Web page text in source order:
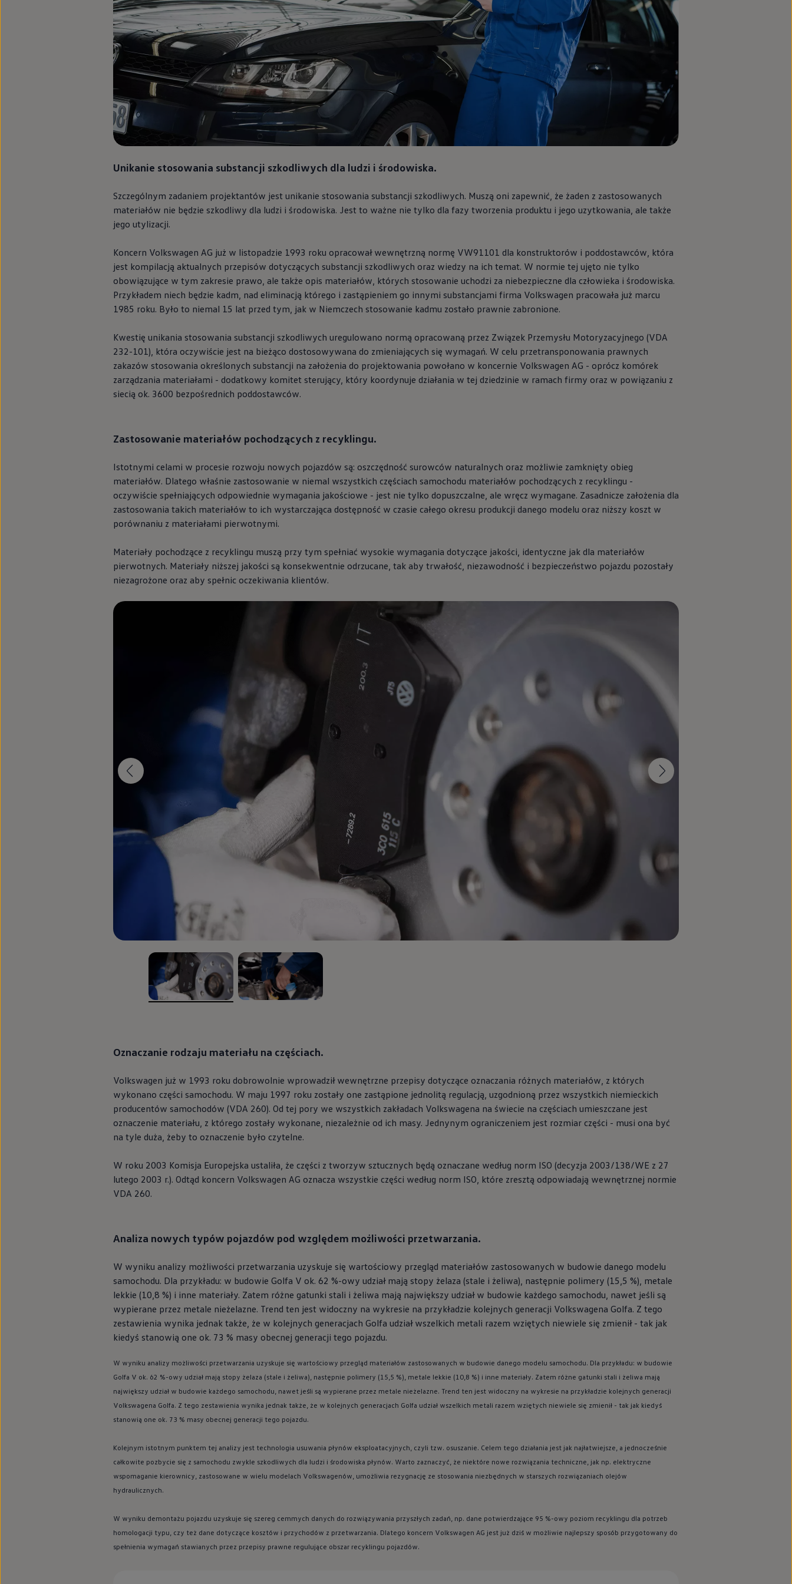
Modele sportowe
Leasing i najem dla firm
Finansowanie aut używanych
Finansowanie dla firm
Kalkulator finansowy
Finansowanie aut używanych
Kalkulator finansowy
Ubezpieczenia i gwarancje
Ubezpieczenia komunikacyjne
Elektromobilność dla firm
Skonfiguruj Volkswagena
Volkswagen dla biznesu
Serwis, akcesoria i aktualizacje
Przegląd okresowy
Naprawy i przeglądy
Olej silnikowy i płyny eksploatacyjne
Pomoc w razie wypadku i awarii
Serwis i części na raty
Pakiet przeglądów dla Twojego Volkswagena
Badanie satysfakcji klienta – oceń nasz serwis i salony
Ubezpieczenie opon
Sklep online akcesoriów
Ochrona i pielęgnacja
Rozwiązania transportowe i bagażowe
Elektronika i rozrywka
Aktualizacje oprogramowania, map i radia
Aplikacje Volkswagen, logowanie i sklep
Znajdź usługi dla swojego modelu
Połączenie telefonu komórkowego z pojazdem
Elektroniczna Instrukcja Obsługi
Informacje dla klientów
Informator o pojeździe
Lampki ostrzegawcze i sygnalizacyjne
Starsze modele i generacje – archiwum oraz dane techniczne
Elektromobilność
Nowy samochód krok po kroku – poradnik zakupu i finansowania
Samochody ekonomiczne i ekologiczne
Technologie i bezpieczeństwo
Odwiedź Volkswagen Home
Warto wybrać Volkswagena
Podcast Elektrycznie Tematyczni
Recykling samochodów.
Unikanie stosowania substancji szkodliwych dla ludzi i środowiska.
Szczególnym zadaniem projektantów jest unikanie stosowania substancji szkodliwych. Muszą oni zapewnić, że żaden z zastosowanych
materiałów nie będzie szkodliwy dla ludzi i środowiska. Jest to ważne nie tylko dla fazy tworzenia produktu i jego uzytkowania, ale także
jego utylizacji.
Koncern Volkswagen AG już w listopadzie 1993 roku opracował wewnętrzną normę VW91101 dla konstruktorów i poddostawców, która
jest kompilacją aktualnych przepisów dotyczących substancji szkodliwych oraz wiedzy na ich temat. W normie tej ujęto nie tylko
obowiązujące w tym zakresie prawo, ale także opis materiałów, których stosowanie uchodzi za niebezpieczne dla człowieka i środowiska.
Przykładem niech będzie kadm, nad eliminacją którego i zastąpieniem go innymi substancjami firma Volkswagen pracowała już marcu
1985 roku. Było to niemal 15 lat przed tym, jak w Niemczech stosowanie kadmu zostało prawnie zabronione.
Kwestię unikania stosowania substancji szkodliwych uregulowano normą opracowaną przez Związek Przemysłu Motoryzacyjnego (VDA
232-101), która oczywiście jest na bieżąco dostosowywana do zmieniających się wymagań. W celu przetransponowania prawnych
zakazów stosowania określonych substancji na założenia do projektowania powołano w koncernie Volkswagen AG - oprócz komórek
zarządzania materiałami - dodatkowy komitet sterujący, który koordynuje działania w tej dziedzinie w ramach firmy oraz w powiązaniu z
siecią ok. 3600 bezpośrednich poddostawców.
Zastosowanie materiałów pochodzących z recyklingu.
Istotnymi celami w procesie rozwoju nowych pojazdów są: oszczędność surowców naturalnych oraz możliwie zamknięty obieg
materiałów. Dlatego właśnie zastosowanie w niemal wszystkich częściach samochodu materiałów pochodzących z recyklingu -
oczywiście spełniających odpowiednie wymagania jakościowe - jest nie tylko dopuszczalne, ale wręcz wymagane. Zasadnicze założenia dla
zastosowania takich materiałów to ich wystarczająca dostępność w czasie całego okresu produkcji danego modelu oraz niższy koszt w
porównaniu z materiałami pierwotnymi.
Materiały pochodzące z recyklingu muszą przy tym spełniać wysokie wymagania dotyczące jakości, identyczne jak dla materiałów
pierwotnych. Materiały niższej jakości są konsekwentnie odrzucane, tak aby trwałość, niezawodność i bezpieczeństwo pojazdu pozostały
niezagrożone oraz aby spełnic oczekiwania klientów.
, 1 z 2
Oznaczanie rodzaju materiału na częściach.
Volkswagen już w 1993 roku dobrowolnie wprowadził wewnętrzne przepisy dotyczące oznaczania różnych materiałów, z których
wykonano części samochodu. W maju 1997 roku zostały one zastąpione jednolitą regulacją, uzgodnioną przez wszystkich niemieckich
producentów samochodów (VDA 260). Od tej pory we wszystkich zakładach Volkswagena na świecie na częściach umieszczane jest
oznaczenie materiału, z którego zostały wykonane, niezależnie od ich masy. Jednynym ograniczeniem jest rozmiar części - musi ona być
na tyle duża, żeby to oznaczenie było czytelne.
W roku 2003 Komisja Europejska ustaliła, że części z tworzyw sztucznych będą oznaczane według norm ISO (decyzja 2003/138/WE z 27
lutego 2003 r.). Odtąd koncern Volkswagen AG oznacza wszystkie części według norm ISO, które zresztą odpowiadają wewnętrznej normie
VDA 260.
Analiza nowych typów pojazdów pod względem możliwości przetwarzania.
W wyniku analizy możliwości przetwarzania uzyskuje się wartościowy przegląd materiałów zastosowanych w budowie danego modelu
samochodu. Dla przykładu: w budowie Golfa V ok. 62 %-owy udział mają stopy żelaza (stale i żeliwa), następnie polimery (15,5 %), metale
lekkie (10,8 %) i inne materiały. Zatem różne gatunki stali i żeliwa mają największy udział w budowie każdego samochodu, nawet jeśli są
wypierane przez metale nieżelazne. Trend ten jest widoczny na wykresie na przykładzie kolejnych generacji Volkswagena Golfa. Z tego
zestawienia wynika jednak także, że w kolejnych generacjach Golfa udział wszelkich metali razem wziętych niewiele się zmienił - tak jak
kiedyś stanowią one ok. 73 % masy obecnej generacji tego pojazdu.
W wyniku analizy możliwości przetwarzania uzyskuje się wartościowy przegląd materiałów zastosowanych w budowie danego modelu samochodu. Dla przykładu: w budowie
Golfa V ok. 62 %-owy udział mają stopy żelaza (stale i żeliwa), następnie polimery (15,5 %), metale lekkie (10,8 %) i inne materiały. Zatem różne gatunki stali i żeliwa mają
największy udział w budowie każdego samochodu, nawet jeśli są wypierane przez metale nieżelazne. Trend ten jest widoczny na wykresie na przykładzie kolejnych generacji
Volkswagena Golfa. Z tego zestawienia wynika jednak także, że w kolejnych generacjach Golfa udział wszelkich metali razem wziętych niewiele się zmienił - tak jak kiedyś
stanowią one ok. 73 % masy obecnej generacji tego pojazdu.
Kolejnym istotnym punktem tej analizy jest technologia usuwania płynów eksploatacyjnych, czyli tzw. osuszanie. Celem tego działania jest jak najłatwiejsze, a jednocześnie
całkowite pozbycie się z samochodu zwykle szkodliwych dla ludzi i środowiska płynów. Warto zaznaczyć, że niektóre nowe rozwiązania techniczne, jak np. elektryczne
wspomaganie kierownicy, zastosowane w wielu modelach Volkswagenów, umożliwia rezygnację ze stosowania niezbędnych w starszych rozwiązaniach olejów
hydraulicznych.
W wyniku demontażu pojazdu uzyskuje się szereg cemmych danych do rozwiązywania przyszłych zadań, np. dane potwierdzające 95 %-owy poziom recyklingu dla potrzeb
homologacji typu, czy też dane dotyczące kosztów i przychodów z przetwarzania. Dlatego koncern Volkswagen AG jest już dziś w możliwie najlepszy sposób przygotowany do
spełnienia wymagań stawianych przez przepisy prawne regulujące obszar recyklingu pojazdów.